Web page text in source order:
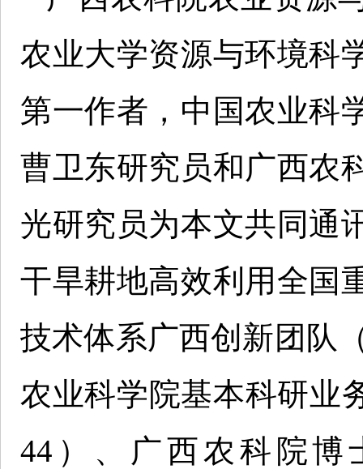
农业大学资源与环境科
第一作者，中国农业科
曹卫东研究员和广西农
光研究员为本文共同通
干旱耕地高效利用全国
技术体系广西创新团队
农业科学院基本科研业
44）、广西农科院博